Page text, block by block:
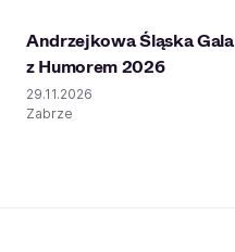
Andrzejkowa Śląska Gala
z Humorem 2026
29.11.2026
Zabrze